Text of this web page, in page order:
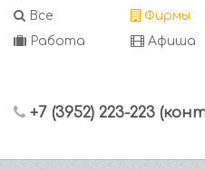
Все Фирмы
Работа
Афиша
+7 (3952) 223-223